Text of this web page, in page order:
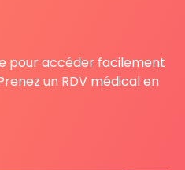
pour accéder facilement
un RDV médical en